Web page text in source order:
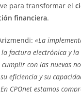
para transformar el
financiera.
«La
la factura electrónica y
con las nuevas
eficiencia y su
CPOnet estamos